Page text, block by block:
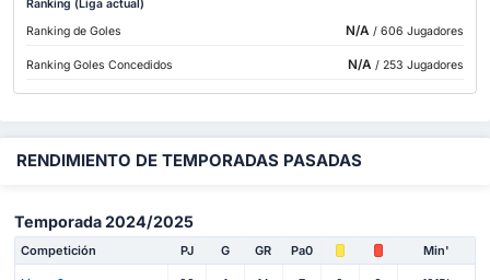
Ranking (Liga actual)
Ranking de Goles
N/A / 606 Jugadores
Ranking Goles Concedidos N/A / 253 Jugadores
RENDIMIENTO DE TEMPORADAS PASADAS
Temporada 2024/2025
Competición PJ G GR Pa0 Min'